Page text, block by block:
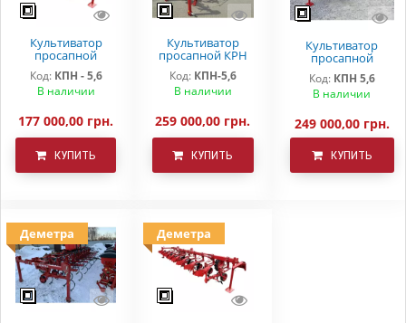
Культиватор
просапной
КПН-5,6 , (без
системы
внесения
Код: КПН - 5,6
В наличии
177 000,00 грн.
КУПИТЬ
Культиватор
просапной КРН
системой
внесения жидких
Код: КПН-5,6
В наличии
259 000,00 грн.
КУПИТЬ
Культиватор
просапной
КПН-5,6,КРН-5,6 с
подкормочным
приспособлением
Код: КПН 5,6
В наличии
249 000,00 грн.
КУПИТЬ
Деметра Деметра